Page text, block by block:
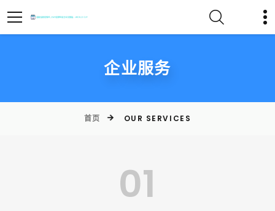
企业服务
首页 OUR SERVICES
01